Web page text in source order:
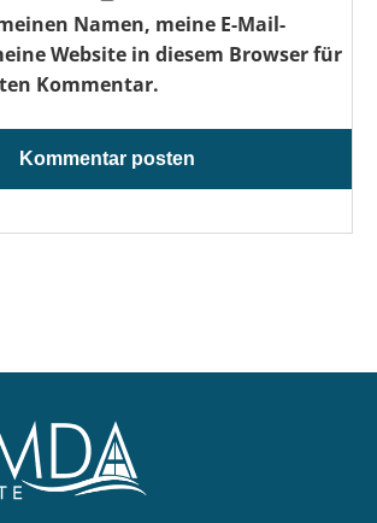
Namen, meine E-Mail-
Website in diesem Browser für
Kommentar.